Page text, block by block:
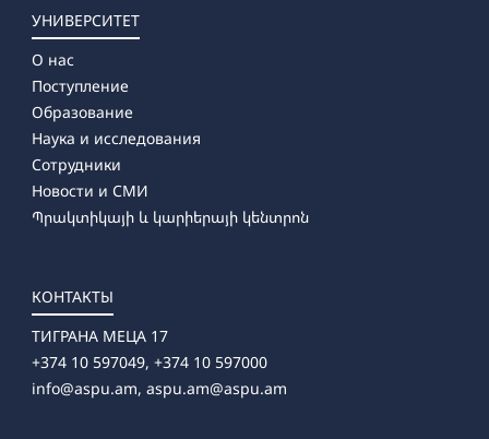
УНИВЕРСИТЕТ
О нас
Поступление
Образование
Наука и исследования
Сотрудники
Новости и СМИ
Պրակտիկայի և կարիերայի կենտրոն
КОНТАКТЫ
ТИГРАНА МЕЦА 17
+374 10 597049, +374 10 597000
info@aspu.am, aspu.am@aspu.am